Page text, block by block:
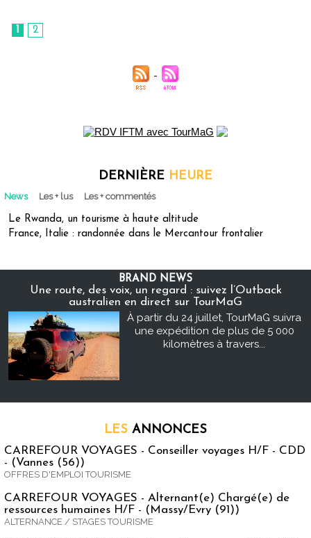
1 2
DERNIÈRE HEURE
News Les + lus Les + commentés
Le Rwanda, un tourisme à haute altitude
France, Italie : randonnée dans le Mercantour frontalier
BRAND NEWS
Une route, des voix, un regard : suivez l’Outback
australien en direct sur TourMaG
À partir du 24 juillet, TourMaG suivra
une expédition de plus de 5 000
kilomètres à travers...
LES ANNONCES
CARREFOUR VOYAGES - Conseiller voyages H/F - CDD
- (Vannes (56))
OFFRES D'EMPLOI TOURISME
CARREFOUR VOYAGES - Alternant(e) Chargé(e) de
ressources humaines H/F - (Massy/Evry (91))
ALTERNANCE / STAGES TOURISME